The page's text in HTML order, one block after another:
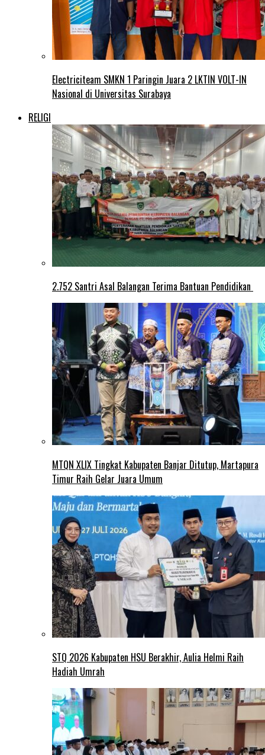
Electriciteam SMKN 1 Paringin Juara 2 LKTIN VOLT-IN
Nasional di Universitas Surabaya
RELIGI
2.752 Santri Asal Balangan Terima Bantuan Pendidikan
MTQN XLIX Tingkat Kabupaten Banjar Ditutup, Martapura
Timur Raih Gelar Juara Umum
STQ 2026 Kabupaten HSU Berakhir, Aulia Helmi Raih
Hadiah Umrah